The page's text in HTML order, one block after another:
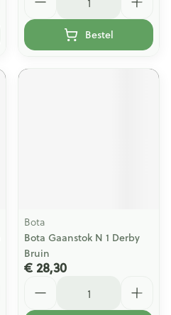
Bestel
Bota
Bota Gaanstok N 1 Derby
Bruin
€ 28,30